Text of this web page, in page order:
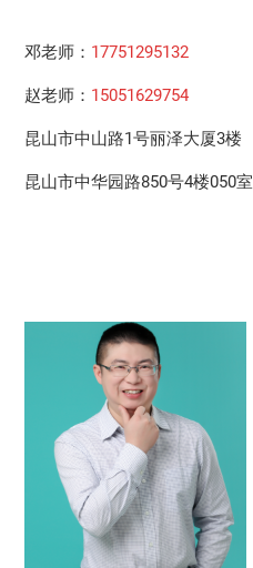
邓老师： 17751295132
赵老师： 15051629754
昆山市中山路1号丽泽大厦3楼
昆山市中华园路850号4楼050室